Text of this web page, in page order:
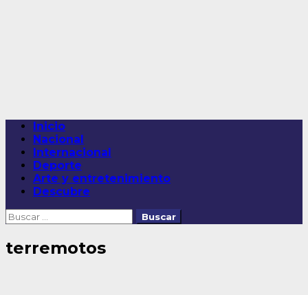
Menú
principal
Inicio
Nacional
Internacional
Deporte
Arte y entretenimiento
Descubre
Buscar:
terremotos